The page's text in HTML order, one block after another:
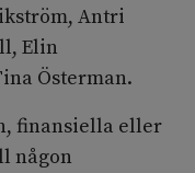
Antri
Elin
Österman.
finansiella eller
någon